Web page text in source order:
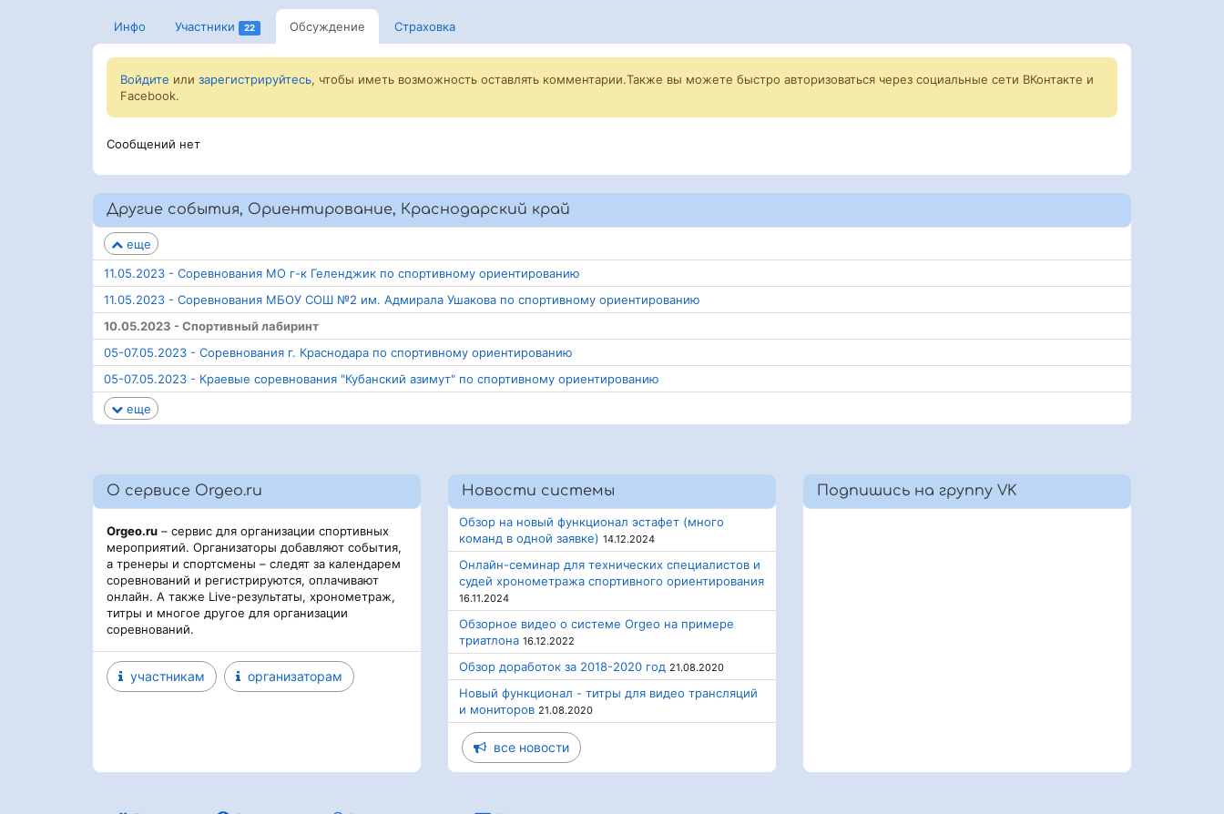
Инфо Участники 22 Обсуждение Страховка
Войдите или зарегистрируйтесь, чтобы иметь возможность оставлять комментарии.Также вы можете быстро авторизоваться через социальные сети ВКонтакте и
Facebook.
Сообщений нет
Другие события, Ориентирование, Краснодарский край
еще
11.05.2023 - Соревнования МО г-к Геленджик по спортивному ориентированию
11.05.2023 - Соревнования МБОУ СОШ №2 им. Адмирала Ушакова по спортивному ориентированию
10.05.2023 - Спортивный лабиринт
05-07.05.2023 - Соревнования г. Краснодара по спортивному ориентированию
05-07.05.2023 - Краевые соревнования "Кубанский азимут" по спортивному ориентированию
еще
О сервисе Orgeo.ru
Orgeo.ru – сервис для организации спортивных
мероприятий. Организаторы добавляют события,
а тренеры и спортсмены – следят за календарем
соревнований и регистрируются, оплачивают
онлайн. А также Live-результаты, хронометраж,
титры и многое другое для организации
соревнований.
участникам организаторам
Новости системы
Обзор на новый функционал эстафет (много
команд в одной заявке) 14.12.2024
Онлайн-семинар для технических специалистов и
судей хронометража спортивного ориентирования
16.11.2024
Обзорное видео о системе Orgeo на примере
триатлона 16.12.2022
Обзор доработок за 2018-2020 год 21.08.2020
Новый функционал - титры для видео трансляций
и мониторов 21.08.2020
все новости
Подпишись на группу VK